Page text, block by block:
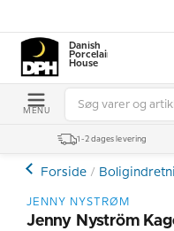
Danish
Porcelain
House
MENU
1-2 dages levering
Forside
JENNY NYSTRØM
Jenny Nyström